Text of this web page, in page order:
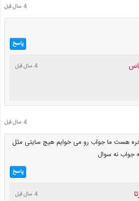
4 سال قبل
پاسخ
4 سال قبل
4 سال قبل
هست ما جواب رو می خوایم هیچ سایتی مثل
جواب نه سوال
پاسخ
4 سال قبل